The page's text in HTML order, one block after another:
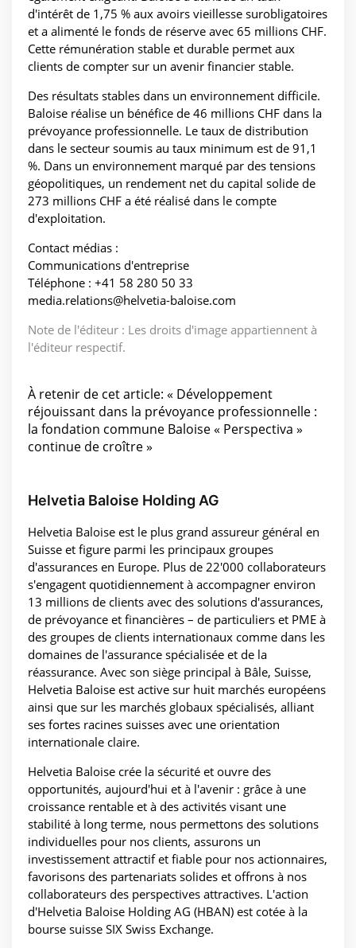
d'intérêt de 1,75 % aux avoirs vieillesse surobligatoires
et a alimenté le fonds de réserve avec 65 millions CHF.
Cette rémunération stable et durable permet aux
clients de compter sur un avenir financier stable.
Des résultats stables dans un environnement difficile.
Baloise réalise un bénéfice de 46 millions CHF dans la
prévoyance professionnelle. Le taux de distribution
dans le secteur soumis au taux minimum est de 91,1
%. Dans un environnement marqué par des tensions
géopolitiques, un rendement net du capital solide de
273 millions CHF a été réalisé dans le compte
d'exploitation.
Contact médias :
Communications d'entreprise
Téléphone : +41 58 280 50 33
media.relations@helvetia-baloise.com
Note de l'éditeur : Les droits d'image appartiennent à
l'éditeur respectif.
À retenir de cet article: « Développement
réjouissant dans la prévoyance professionnelle :
la fondation commune Baloise « Perspectiva »
continue de croître »
Helvetia Baloise Holding AG
Helvetia Baloise est le plus grand assureur général en
Suisse et figure parmi les principaux groupes
d'assurances en Europe. Plus de 22'000 collaborateurs
s'engagent quotidiennement à accompagner environ
13 millions de clients avec des solutions d'assurances,
de prévoyance et financières – de particuliers et PME à
des groupes de clients internationaux comme dans les
domaines de l'assurance spécialisée et de la
réassurance. Avec son siège principal à Bâle, Suisse,
Helvetia Baloise est active sur huit marchés européens
ainsi que sur les marchés globaux spécialisés, alliant
ses fortes racines suisses avec une orientation
internationale claire.
Helvetia Baloise crée la sécurité et ouvre des
opportunités, aujourd'hui et à l'avenir : grâce à une
croissance rentable et à des activités visant une
stabilité à long terme, nous permettons des solutions
individuelles pour nos clients, assurons un
investissement attractif et fiable pour nos actionnaires,
favorisons des partenariats solides et offrons à nos
collaborateurs des perspectives attractives. L'action
d'Helvetia Baloise Holding AG (HBAN) est cotée à la
bourse suisse SIX Swiss Exchange.